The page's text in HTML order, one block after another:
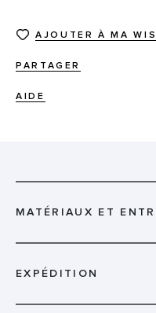
AJOUTER À MA
PARTAGER
AIDE
MATÉRIAUX ET
EXPÉDITION